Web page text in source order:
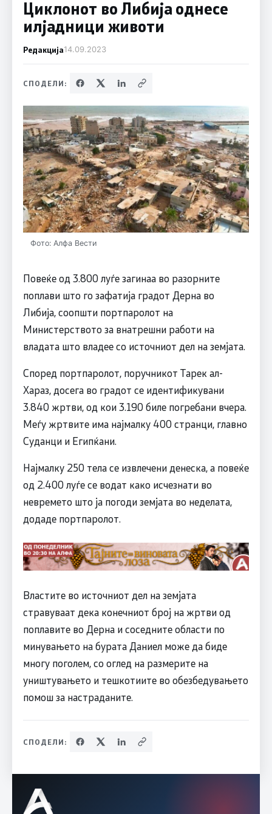
Циклонот во Либија однесе
илјадници животи
Редакција14.09.2023
СПОДЕЛИ:
Фото: Алфа Вести
Повеќе од 3.800 луѓе загинаа во разорните
поплави што го зафатија градот Дерна во
Либија, соопшти портпаролот на
Министерството за внатрешни работи на
владата што владее со источниот дел на земјата.
Според портпаролот, поручникот Тарек ал-
Хараз, досега во градот се идентификувани
3.840 жртви, од кои 3.190 биле погребани вчера.
Меѓу жртвите има најмалку 400 странци, главно
Суданци и Египќани.
Најмалку 250 тела се извлечени денеска, а повеќе
од 2.400 луѓе се водат како исчезнати во
невремето што ја погоди земјата во неделата,
додаде портпаролот.
Властите во источниот дел на земјата
стравуваат дека конечниот број на жртви од
поплавите во Дерна и соседните области по
минувањето на бурата Даниел може да биде
многу поголем, со оглед на размерите на
уништувањето и тешкотиите во обезбедувањето
помош за настраданите.
СПОДЕЛИ: